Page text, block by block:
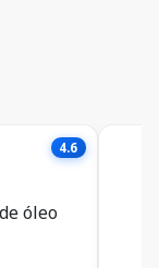
4.6